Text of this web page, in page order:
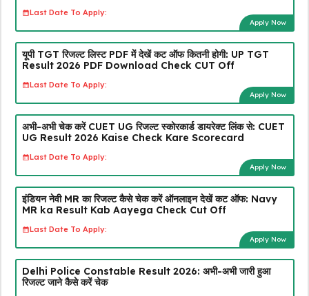
Last Date To Apply:
Apply Now
यूपी TGT रिजल्ट लिस्ट PDF में देखें कट ऑफ कितनी होगी: UP TGT
Result 2026 PDF Download Check CUT Off
Last Date To Apply:
Apply Now
अभी-अभी चेक करें CUET UG रिजल्ट स्कोरकार्ड डायरेक्ट लिंक से: CUET
UG Result 2026 Kaise Check Kare Scorecard
Last Date To Apply:
Apply Now
इंडियन नेवी MR का रिजल्ट कैसे चेक करें ऑनलाइन देखें कट ऑफ: Navy
MR ka Result Kab Aayega Check Cut Off
Last Date To Apply:
Apply Now
Delhi Police Constable Result 2026: अभी-अभी जारी हुआ
रिजल्ट जाने कैसे करें चेक